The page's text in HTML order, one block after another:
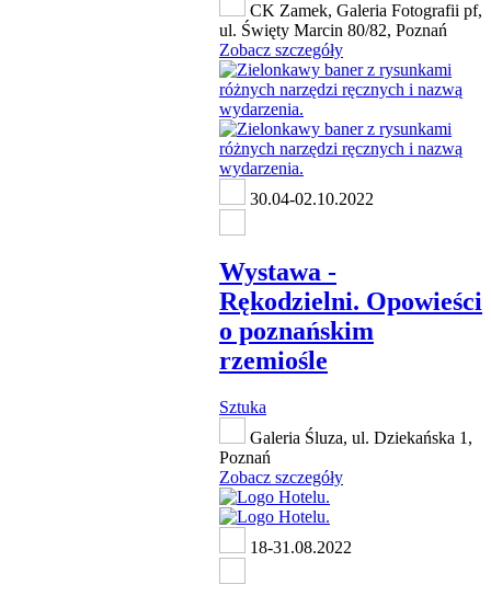
CK Zamek, Galeria Fotografii pf,
ul. Święty Marcin 80/82, Poznań
Zobacz szczegóły
30.04-02.10.2022
Wystawa -
Rękodzielni. Opowieści
o poznańskim
rzemiośle
Sztuka
Galeria Śluza, ul. Dziekańska 1,
Poznań
Zobacz szczegóły
18-31.08.2022